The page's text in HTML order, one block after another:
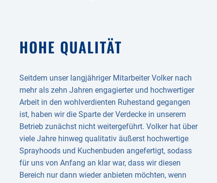
HOHE QUALITÄT
Seitdem unser langjähriger Mitarbeiter Volker nach
mehr als zehn Jahren engagierter und hochwertiger
Arbeit in den wohlverdienten Ruhestand gegangen
ist, haben wir die Sparte der Verdecke in unserem
Betrieb zunächst nicht weitergeführt. Volker hat über
viele Jahre hinweg qualitativ äußerst hochwertige
Sprayhoods und Kuchenbuden angefertigt, sodass
für uns von Anfang an klar war, dass wir diesen
Bereich nur dann wieder anbieten möchten, wenn